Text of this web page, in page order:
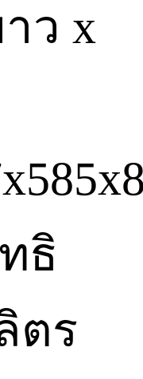
ว x
ธิ
ตร